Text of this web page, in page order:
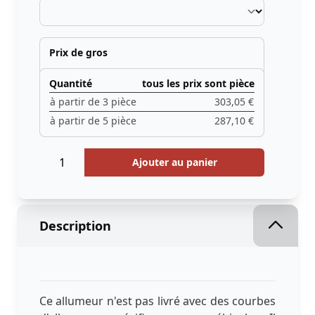
Prix ​​de gros
Quantité
tous les prix sont pièce
à partir de 3 pièce
303,05 €
à partir de 5 pièce
287,10 €
Quantité
Ajouter au panier
Description
Ce allumeur n'est pas livré avec des courbes